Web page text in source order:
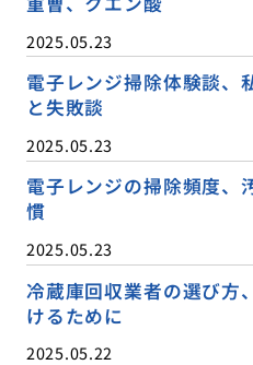
2025.05.23
電子レンジ掃除体験談、
と失敗談
2025.05.23
電子レンジの掃除頻度、
慣
2025.05.23
冷蔵庫回収業者の選び方
けるために
2025.05.22